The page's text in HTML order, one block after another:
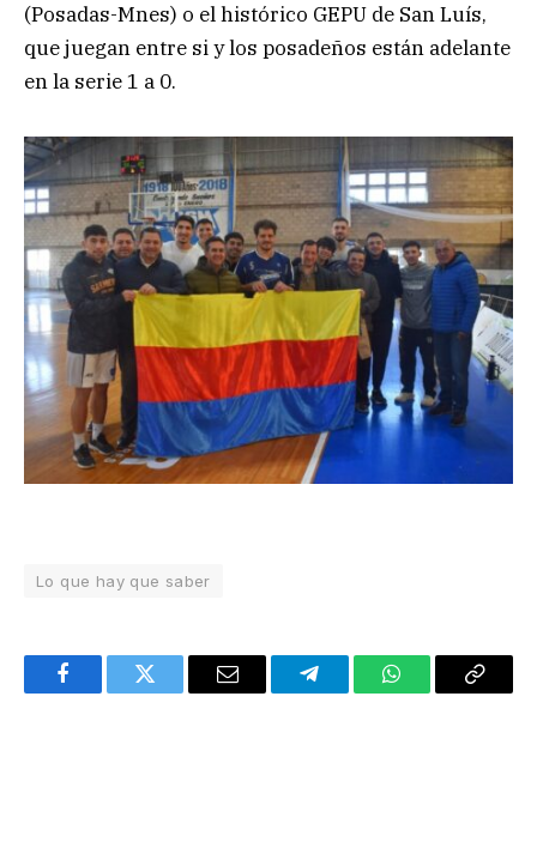
(Posadas-Mnes) o el histórico GEPU de San Luís,
que juegan entre si y los posadeños están adelante
en la serie 1 a 0.
Lo que hay que saber
FacebookTwitter Email TelegramWhatsAppCopy